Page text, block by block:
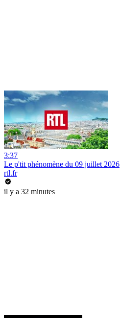
3:37
Le p'tit phénomène du 09 juillet 2026
rtl.fr
il y a 32 minutes